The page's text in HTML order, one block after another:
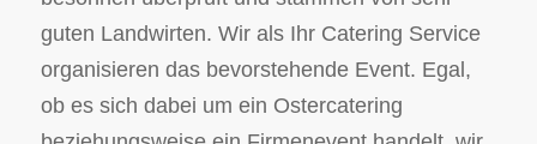
guten Landwirten. Wir als Ihr Catering Service
organisieren das bevorstehende Event. Egal,
ob es sich dabei um ein Ostercatering